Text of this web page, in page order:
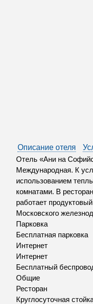
Описание отеля
Отель «Ани на
Международная. К
использованием
комнатами. В
работает
Московского
Парковка
Бесплатная парковка
Интернет
Интернет
Бесплатный
Общие
Ресторан
Круглосуточная